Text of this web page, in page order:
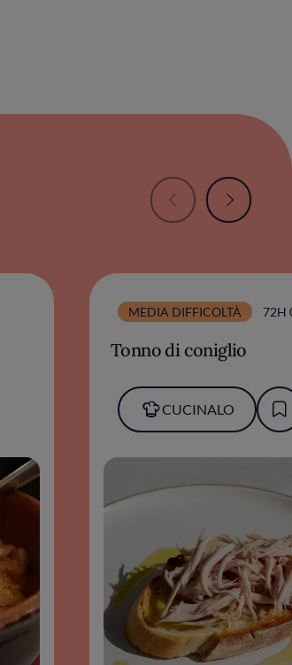
MEDIA DIFFICOLTÀ 72H
Tonno di coniglio
CUCINALO